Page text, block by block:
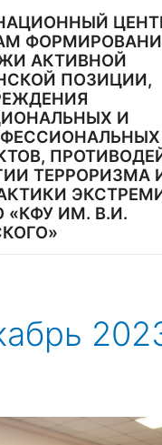
АКТИВНОЙ
ПОЗИЦИИ,
И
ТЕРРОРИЗМА
«КФУ ИМ. В.И.